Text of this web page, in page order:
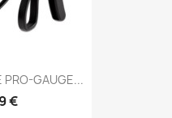
PRO-GAUGE...
€